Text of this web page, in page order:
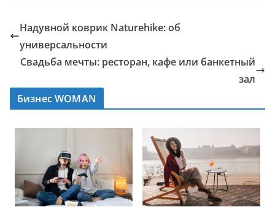
Надувной коврик Naturehike: об
универсальности
Свадьба мечты: ресторан, кафе или банкетный
зал
Бизнес WOMAN